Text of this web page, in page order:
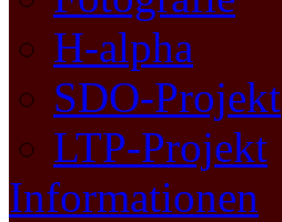
H-alpha
SDO-Projekt
LTP-Projekt
Informationen